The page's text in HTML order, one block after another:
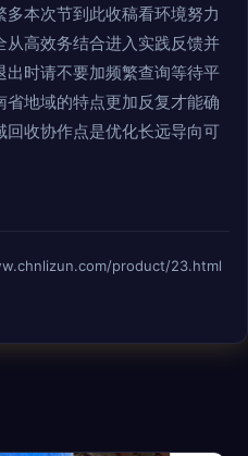
本次节到此收稿看环境努力
高效务结合进入实践反馈并
时请不要加频繁查询等待平
地域的特点更加反复才能确
收协作点是优化长远导向可
product/23.html